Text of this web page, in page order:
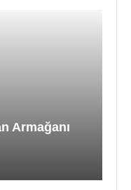
Armağanı